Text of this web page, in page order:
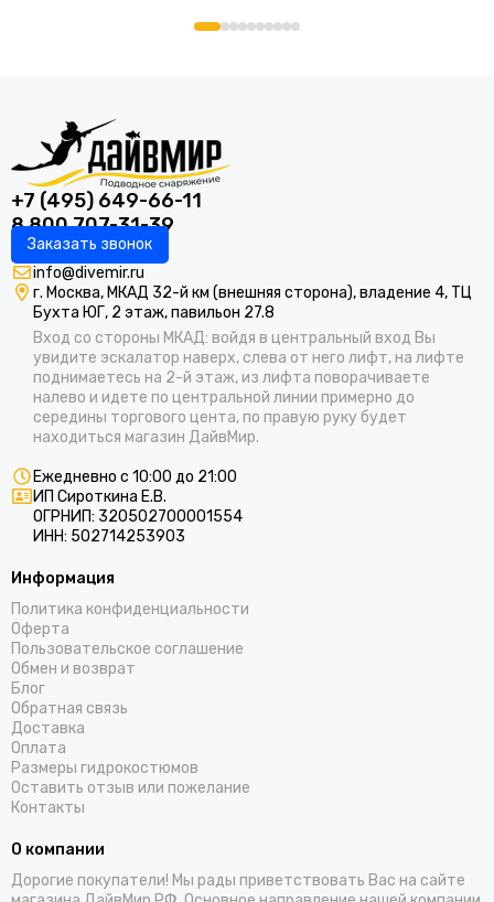
+7 (495) 649-66-11
8 800 707-31-39
Заказать звонок
info@divemir.ru
г. Москва, МКАД 32-й км (внешняя сторона), владение 4, ТЦ
Бухта ЮГ, 2 этаж, павильон 27.8
Вход со стороны МКАД: войдя в центральный вход Вы
увидите эскалатор наверх, слева от него лифт, на лифте
поднимаетесь на 2-й этаж, из лифта поворачиваете
налево и идете по центральной линии примерно до
середины торгового цента, по правую руку будет
находиться магазин ДайвМир.
Ежедневно с 10:00 до 21:00
ИП Сироткина Е.В.
ОГРНИП: 320502700001554
ИНН: 502714253903
Информация
Политика конфиденциальности
Оферта
Пользовательское соглашение
Обмен и возврат
Блог
Обратная связь
Доставка
Оплата
Размеры гидрокостюмов
Оставить отзыв или пожелание
Контакты
О компании
Дорогие покупатели! Мы рады приветствовать Вас на сайте